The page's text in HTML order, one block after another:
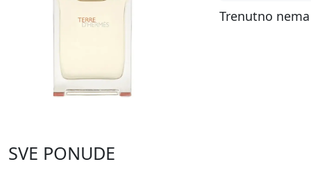
Trenutno
SVE PONUDE